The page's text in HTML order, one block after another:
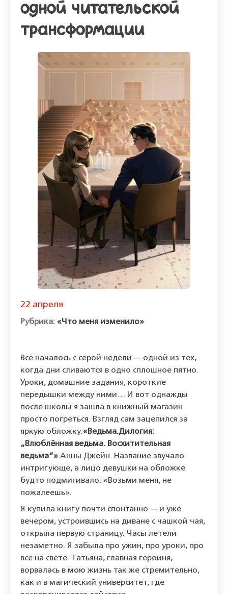
одной читательской
трансформации
22 апреля
«Что меня изменило»
Всё началось с серой недели — одной из тех,
когда дни сливаются в одно сплошное пятно.
Уроки, домашние задания, короткие
передышки между ними… И вот однажды
после школы я зашла в книжный магазин
просто погреться. Взгляд сам зацепился за
яркую обложку:«Ведьма.Дилогия:
„Влюблённая ведьма. Восхитительная
ведьма“» Анны Джейн. Название звучало
интригующе, а лицо девушки на обложке
будто подмигивало: «Возьми меня, не
пожалеешь».
Я купила книгу почти спонтанно — и уже
вечером, устроившись на диване с чашкой чая,
открыла первую страницу. Часы летели
незаметно. Я забыла про ужин, про уроки, про
всё на свете. Татьяна, главная героиня,
ворвалась в мою жизнь так же стремительно,
как и в магический университет, где